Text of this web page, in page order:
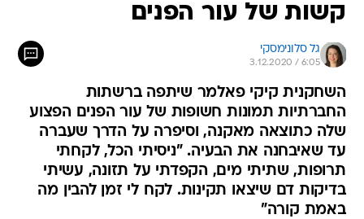
קשות של עור הפנים
גל סלונימסקי
3.12.2020 / 6:05
השחקנית קיקי פאלמר שיתפה ברשתות
החברתיות תמונות חשופות של עור הפנים הפצוע
שלה כתוצאה מאקנה, וסיפרה על הדרך שעברה
עד שאיבחנה את הבעיה. "ניסיתי הכל, לקחתי
תרופות, שתיתי מים, הקפדתי על תזונה, עשיתי
בדיקות דם שיצאו תקינות. לקח לי זמן להבין מה
באמת קורה"